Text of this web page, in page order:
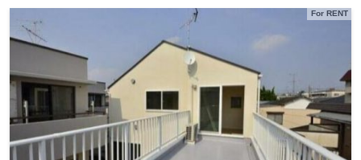
For RENT